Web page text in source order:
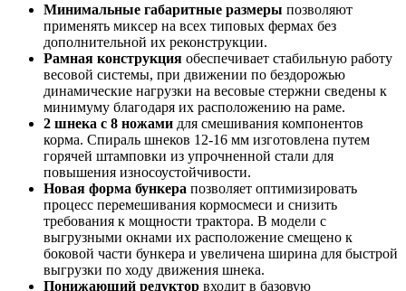
Минимальные габаритные размеры позволяют
применять миксер на всех типовых фермах без
дополнительной их реконструкции.
Рамная конструкция обеспечивает стабильную работу
весовой системы, при движении по бездорожью
динамические нагрузки на весовые стержни сведены к
минимуму благодаря их расположению на раме.
2 шнека с 8 ножами для смешивания компонентов
корма. Спираль шнеков 12-16 мм изготовлена путем
горячей штамповки из упрочненной стали для
повышения износоустойчивости.
Новая форма бункера позволяет оптимизировать
процесс перемешивания кормосмеси и снизить
требования к мощности трактора. В модели с
выгрузными окнами их расположение смещено к
боковой части бункера и увеличена ширина для быстрой
выгрузки по ходу движения шнека.
Понижающий редуктор входит в базовую